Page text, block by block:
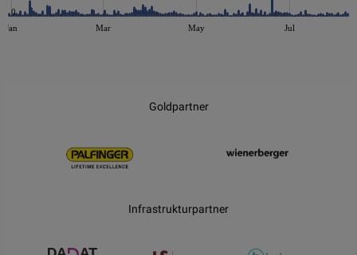
Jan Mar May Jul
0
Goldpartner
Infrastrukturpartner